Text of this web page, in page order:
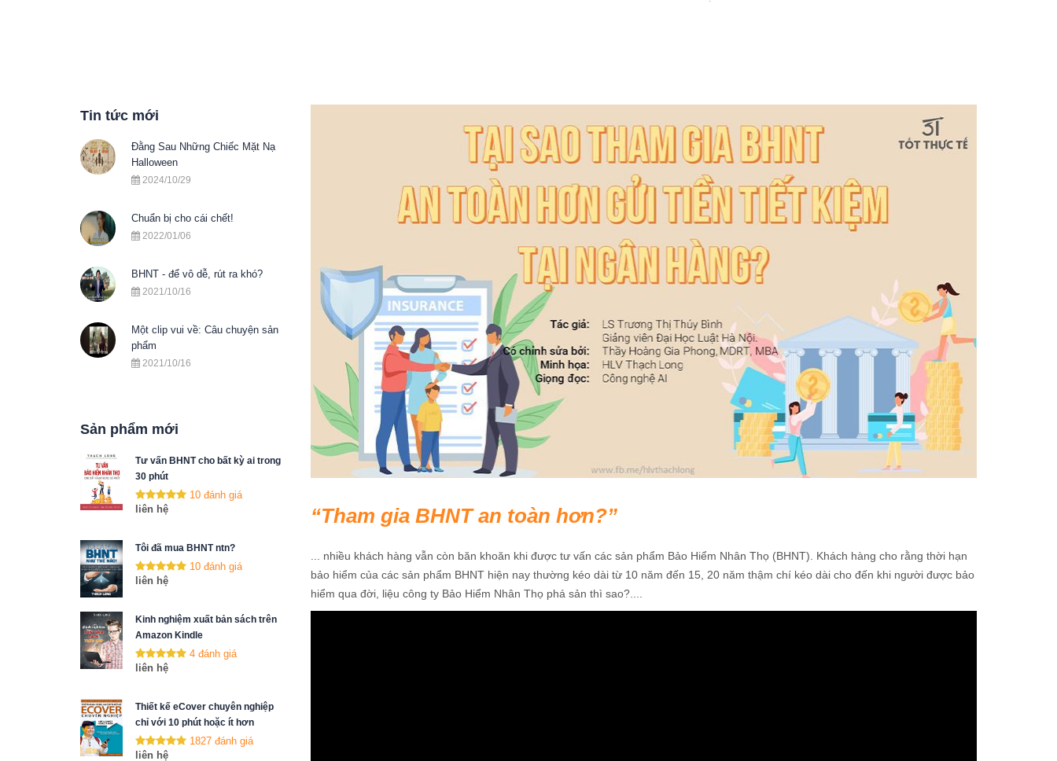
Tham gia BHNT an toàn hơn?
... nhiều khách hàng vẫn còn băn khoăn khi được tư vấn các sản phẩm Bảo Hiểm Nhân Thọ (BHNT). Khách hàng cho rằng thời hạn
bảo hiểm của các sản phẩm BHNT hiện nay thường kéo dài từ 10 năm đến 15, 20 năm thậm chí kéo dài cho đến khi người được bảo
hiểm qua đời, liệu công ty Bảo Hiểm Nhân Thọ phá sản thì sao?....
Tin tức mới
Đằng Sau Những Chiếc Mặt Nạ
Halloween
2024/10/29
Chuẩn bị cho cái chết!
2022/01/06
BHNT - để vô dễ, rút ra khó?
2021/10/16
Một clip vui về: Câu chuyện sản
phẩm
2021/10/16
Sản phẩm mới
Tư vấn BHNT cho bất kỳ ai trong
30 phút
10 đánh giá
liên hệ
Tôi đã mua BHNT ntn?
10 đánh giá
liên hệ
Kinh nghiệm xuất bản sách trên
Amazon Kindle
4 đánh giá
liên hệ
Thiết kế eCover chuyên nghiệp
chỉ với 10 phút hoặc ít hơn
1827 đánh giá
liên hệ